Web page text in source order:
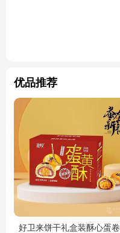
优品推荐
好卫来饼干礼盒装酥心蛋卷